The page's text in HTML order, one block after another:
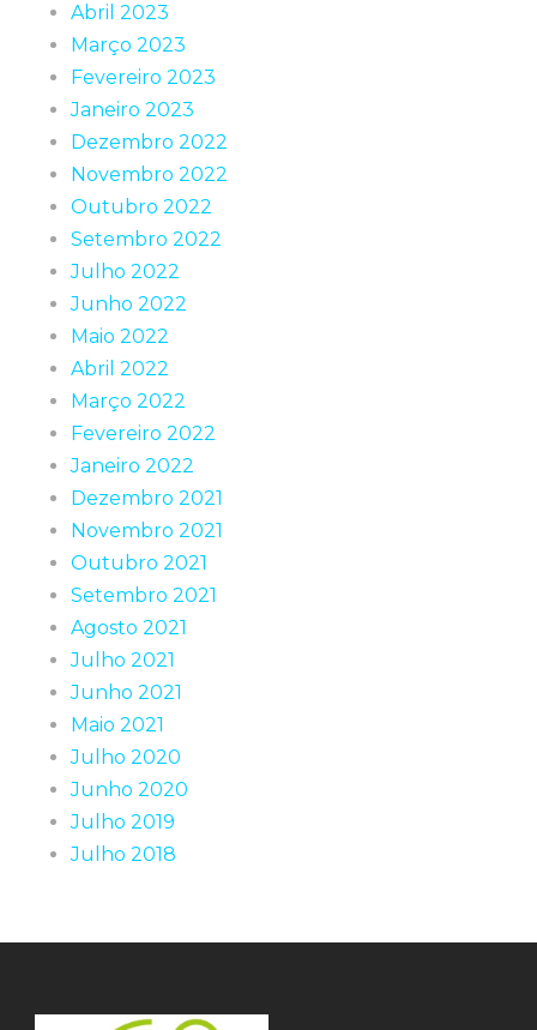
Abril 2023
Março 2023
Fevereiro 2023
Janeiro 2023
Dezembro 2022
Novembro 2022
Outubro 2022
Setembro 2022
Julho 2022
Junho 2022
Maio 2022
Abril 2022
Março 2022
Fevereiro 2022
Janeiro 2022
Dezembro 2021
Novembro 2021
Outubro 2021
Setembro 2021
Agosto 2021
Julho 2021
Junho 2021
Maio 2021
Julho 2020
Junho 2020
Julho 2019
Julho 2018